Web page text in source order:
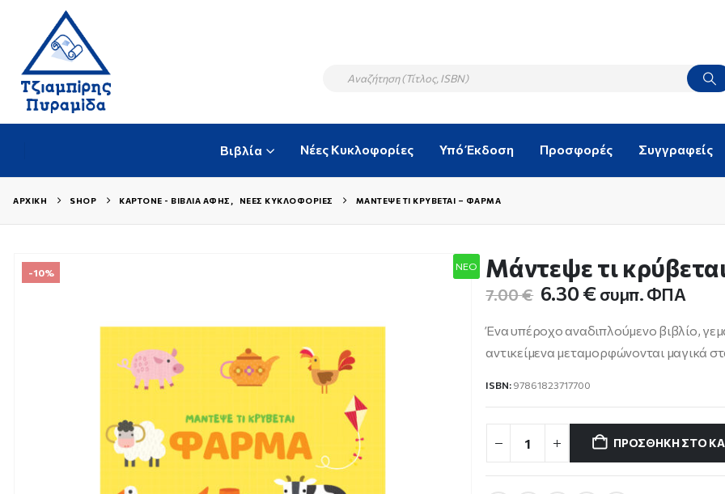
Βιβλία Νέες Κυκλοφορίες Υπό Έκδοση Προσφορές Συγγραφείς
ΑΡΧΙΚΉ SHOP ΚΑΡΤΟΝΈ - ΒΙΒΛΊΑ ΑΦΉΣ , ΝΈΕΣ ΚΥΚΛΟΦΟΡΊΕΣ ΜΆΝΤΕΨΕ ΤΙ ΚΡΎΒΕΤΑΙ – ΦΆΡΜΑ
-10%
NEO Μάντεψε τι
7.00€ Original
was:
7.00 €.
6.30 €Η
τρέχουσα
τιμή
είναι:
συμπ. ΦΠΑ
Ένα υπέροχο αναδιπλούμενο βιβλίο,
αντικείμενα μεταμορφώνονται μαγικά
ISBN: 97861823717700
ΠΡΟΣΘΉΚΗ ΣΤΟ